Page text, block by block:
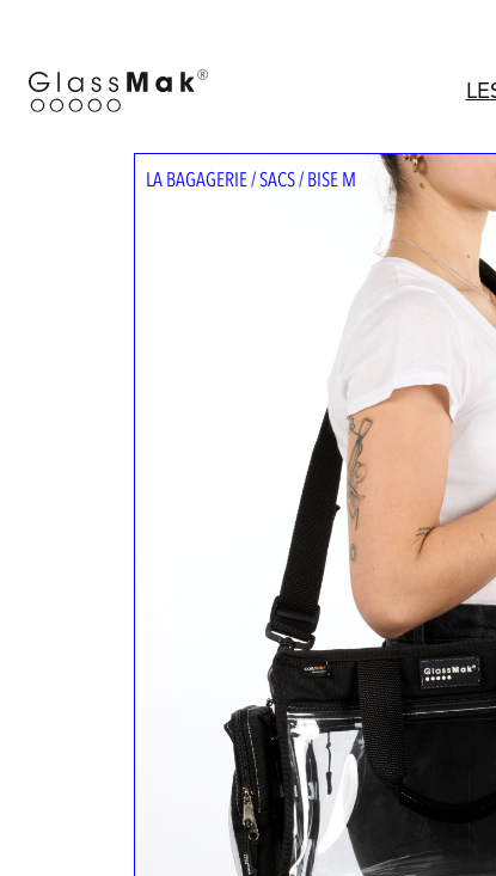
contenu
LA BAGAGERIE/SACS/ BISE M